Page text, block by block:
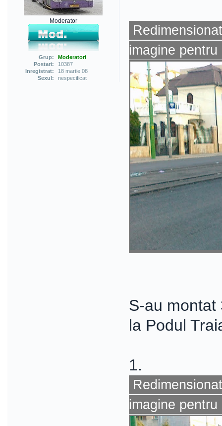
Moderator
Grup:
Moderatori
Postari:
10387
Inregistrat:
18 martie 08
Sexul:
nespecificat
imagine pentru
S-au montat
la Podul
1.
imagine pentru